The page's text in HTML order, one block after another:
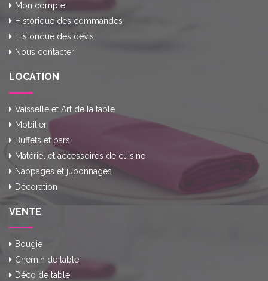
Mon compte
Historique des commandes
Historique des devis
Nous contacter
LOCATION
Vaisselle et Art de la table
Mobilier
Buffets et bars
Matériel et accessoires de cuisine
Nappages et juponnages
Décoration
VENTE
Bougie
Chemin de table
Déco de table